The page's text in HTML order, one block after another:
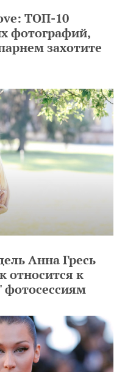
ТОП-10
фотографий,
захотите
Анна Гресь
относится к